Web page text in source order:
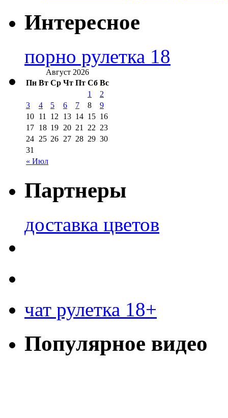
Интересное
порно рулетка 18
Август 2026
Пн Вт Ср Чт Пт Сб Вс
« Июл
1
2
3
4 5 6 7 8
9
10 11 12 13 14 15 16
17 18 19 20 21 22 23
24 25 26 27 28 29 30
31
Партнеры
доставка цветов
чат рулетка 18+
Популярное видео